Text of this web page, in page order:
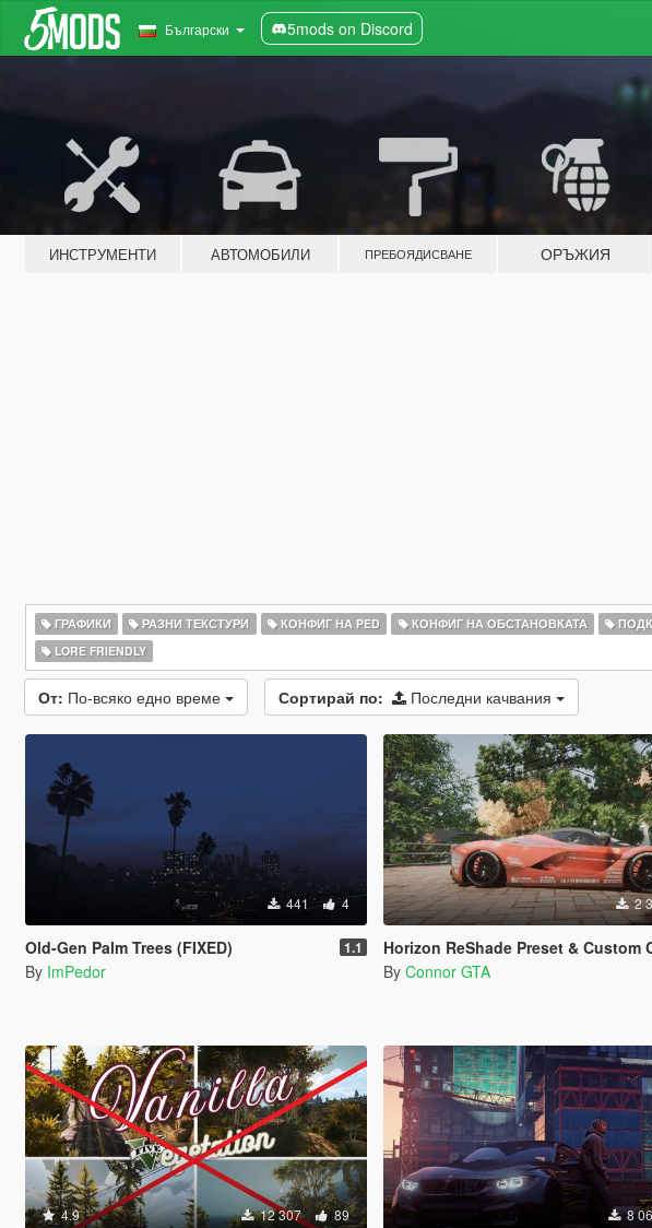
Български 5mods on Discord
ИНСТРУМЕНТИ АВТОМОБИЛИ ПРЕБОЯДИСВАНЕ ОРЪЖИЯ
ГРАФИКИ РАЗНИ ТЕКСТУРИ КОНФИГ НА PED КОНФИГ НА ОБСТАНОВКАТА
LORE FRIENDLY
От: По-всяко едно време Сортирай по: Последни качвания
441 4
Old-Gen Palm Trees (FIXED) 1.1
By ImPedor
2
Horizon ReShade Preset & Custom Colors for Blossom
By Connor GTA
4.9 12 307 89 8